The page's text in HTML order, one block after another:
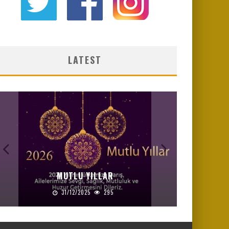
LATEST
MUTLU YILLAR
31/12/2025 295